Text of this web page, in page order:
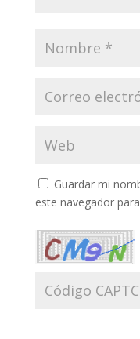
Guardar mi
este navegador